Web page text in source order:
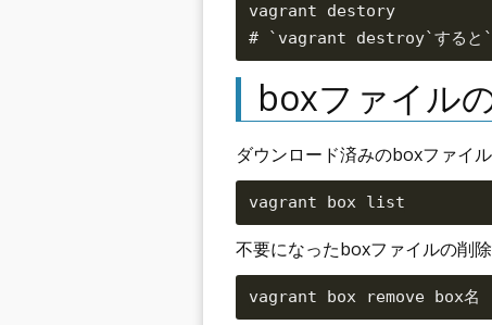
vagrant destory
boxファイル
ダウンロード済みのboxファイ
不要になったboxファイルの削除